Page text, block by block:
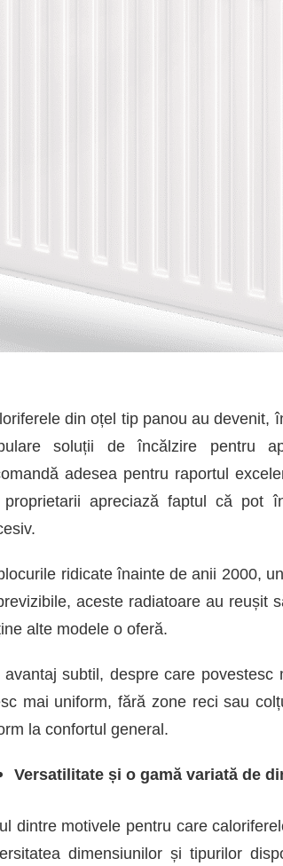
din oțel tip panou au devenit,
soluții de încălzire pentru
adesea pentru raportul
proprietarii apreciază faptul că pot
ridicate înainte de anii 2000,
aceste radiatoare au reușit
alte modele o oferă.
avantaj subtil, despre care
mai uniform, fără zone reci sau
la confortul general.
Versatilitate și o gamă variată de
dintre motivele pentru care
dimensiunilor și tipurilor